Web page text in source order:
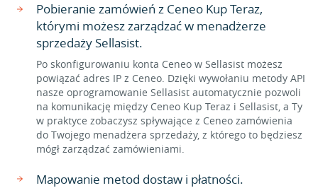
Pobieranie zamówień z Ceneo Kup Teraz,
którymi możesz zarządzać w menadżerze
sprzedaży Sellasist.
Po skonfigurowaniu konta Ceneo w Sellasist możesz
powiązać adres IP z Ceneo. Dzięki wywołaniu metody API
nasze oprogramowanie Sellasist automatycznie pozwoli
na komunikację między Ceneo Kup Teraz i Sellasist, a Ty
w praktyce zobaczysz spływające z Ceneo zamówienia
do Twojego menadżera sprzedaży, z którego to będziesz
mógł zarządzać zamówieniami.
Mapowanie metod dostaw i płatności.